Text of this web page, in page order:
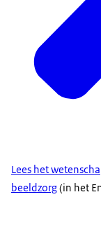
Lees het
beeldzorg(in het